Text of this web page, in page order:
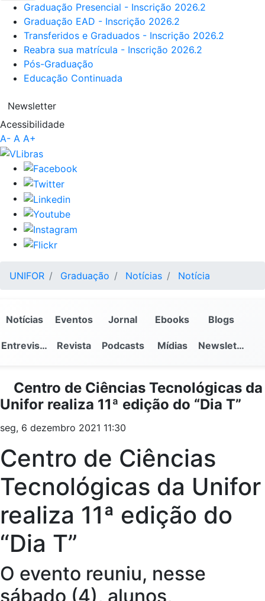
Graduação Presencial - Inscrição 2026.2
Graduação EAD - Inscrição 2026.2
Transferidos e Graduados - Inscrição 2026.2
Reabra sua matrícula - Inscrição 2026.2
Pós-Graduação
Educação Continuada
Newsletter
Acessibilidade
A- A A+
UNIFOR Graduação Notícias Notícia
Notícias Eventos Jornal Ebooks Blogs
Entrevistas Revista Podcasts Mídias Newsletter
Centro de Ciências Tecnológicas da
Unifor realiza 11ª edição do “Dia T”
seg, 6 dezembro 2021 11:30
Centro de Ciências
Tecnológicas da Unifor
realiza 11ª edição do
“Dia T”
O evento reuniu, nesse
sábado (4), alunos,